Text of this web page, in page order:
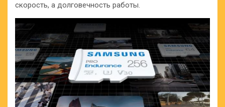
скорость, а долговечность работы.